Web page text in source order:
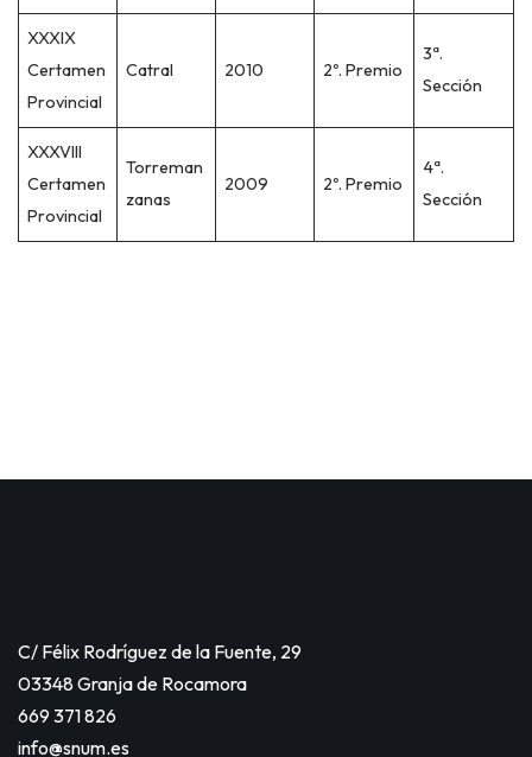
XXXIX
Certamen
Provincial
Catral 2010 2º. Premio
3ª.
Sección
XXXVIII
Certamen
Provincial
Torreman
zanas
2009 2º. Premio
4ª.
Sección
C/ Félix Rodríguez de la Fuente, 29
03348 Granja de Rocamora
669 371 826
info@snum.es